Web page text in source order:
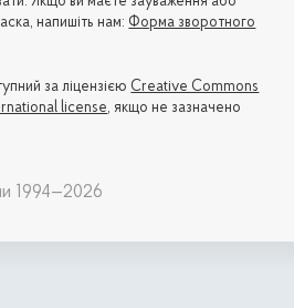
напишіть нам: Форма зворотного
за ліцензією Creative Commons
license, якщо не зазначено
1994—2026